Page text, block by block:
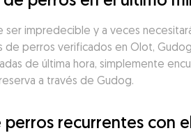
ser impredecible y a veces
de perros verificados en Olot,
de última hora, simplemente
a través de Gudog.
recurrentes con